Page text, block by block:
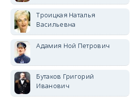
Троицкая Наталья
Васильевна
Адамия Ной Петрович
Бутаков Григорий
Иванович